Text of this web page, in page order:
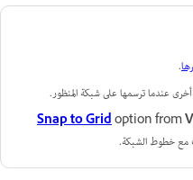
.
أخرى عندما ترسمها على شبكة المنظور.
Snap to Gridoption from
مع خطوط الشبكة.